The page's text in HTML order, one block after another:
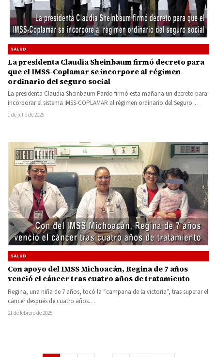
SALUD
La presidenta Claudia Sheinbaum firmó decreto para
que el IMSS-Coplamar se incorpore al régimen
ordinario del seguro social
La presidenta Claudia Sheinbaum Pardo firmó esta mañana un decreto para
incorporar el sistema IMSS-COPLAMAR al régimen ordinario del Seguro…
1 de julio de 2025
SALUD
Con apoyo del IMSS Michoacán, Regina de 7 años
venció el cáncer tras cuatro años de tratamiento
Regina, una niña de 7 años, tocó la “campana de la victoria”, tras superar el
cáncer después de cuatro años…
21 de febrero de 2025